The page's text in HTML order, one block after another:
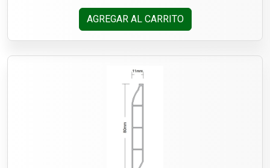
AGREGAR AL CARRITO